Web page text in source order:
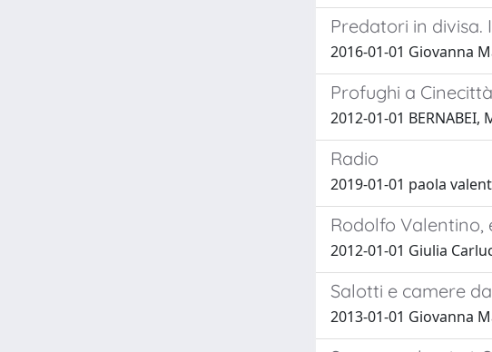
Predatori in
2016-01-01 Giovanna
Profughi a Cinecittà
2012-01-01 BERNABEI,
Radio
2019-01-01 paola
Rodolfo Valentino,
2012-01-01 Giulia
Salotti e camere
2013-01-01 Giovanna